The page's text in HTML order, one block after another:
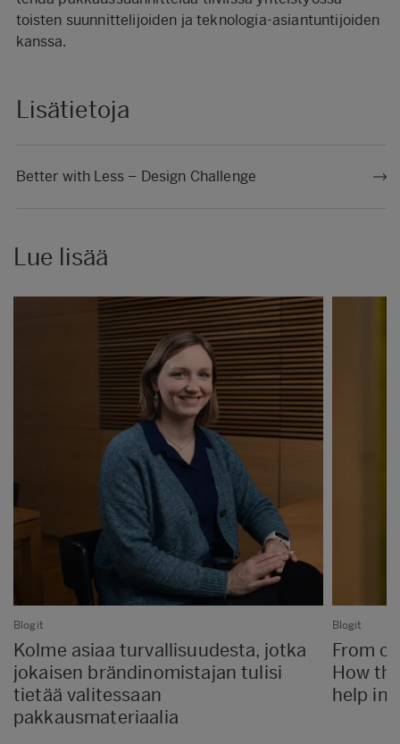
toisten suunnittelijoiden ja teknologia-asiantuntijoiden
kanssa.
Lisätietoja
Better with Less – Design Challenge
Lue lisää
Blogit
Kolme asiaa turvallisuudesta, jotka
jokaisen brändinomistajan tulisi
tietää valitessaan
pakkausmateriaalia
Blogit
From
How
help in